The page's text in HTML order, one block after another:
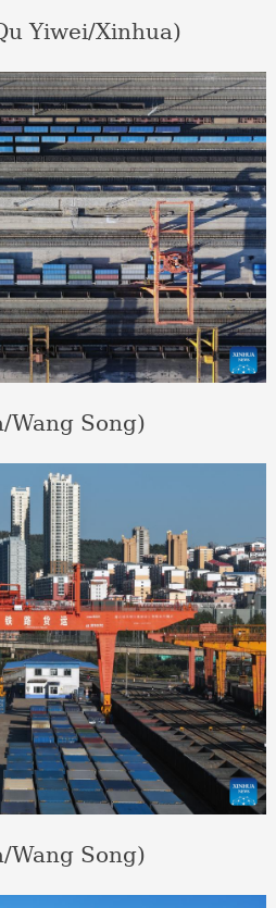
Yiwei/Xinhua)
Wang Song)
Wang Song)